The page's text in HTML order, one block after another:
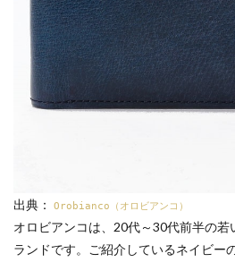
出典： Orobianco（オロビアンコ）
オロビアンコは、20代～30代前半の
ランドです。ご紹介しているネイビー